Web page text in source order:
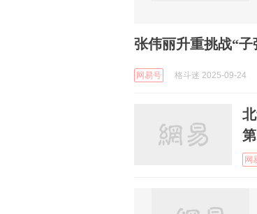
张伟丽升重挑战“
网易号 格斗迷 2025-09-24
网